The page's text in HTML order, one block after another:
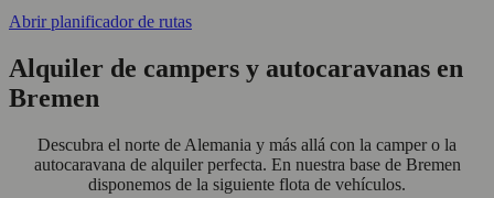
Abrir planificador de rutas
Alquiler de campers y autocaravanas en
Bremen
Descubra el norte de Alemania y más allá con la camper o la
autocaravana de alquiler perfecta. En nuestra base de Bremen
disponemos de la siguiente flota de vehículos.